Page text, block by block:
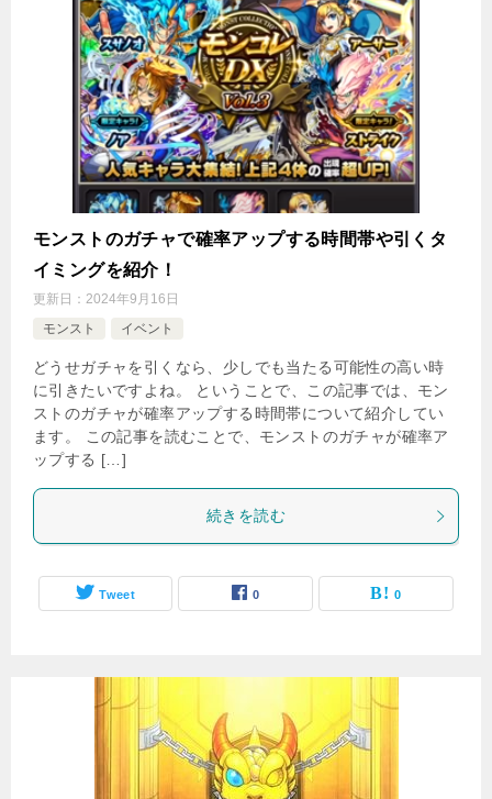
モンストのガチャで確率アップする時間帯や引くタ
イミングを紹介！
更新日： 2024年9月16日
モンスト
イベント
どうせガチャを引くなら、少しでも当たる可能性の高い時
に引きたいですよね。 ということで、この記事では、モン
ストのガチャが確率アップする時間帯について紹介してい
ます。 この記事を読むことで、モンストのガチャが確率ア
ップする […]
続きを読む
Tweet 0 0